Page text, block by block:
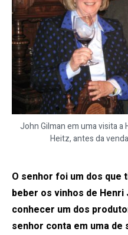
John Gilman em uma visita a
Heitz, antes da
O senhor foi um dos que
beber os vinhos de
conhecer um dos
senhor conta em uma